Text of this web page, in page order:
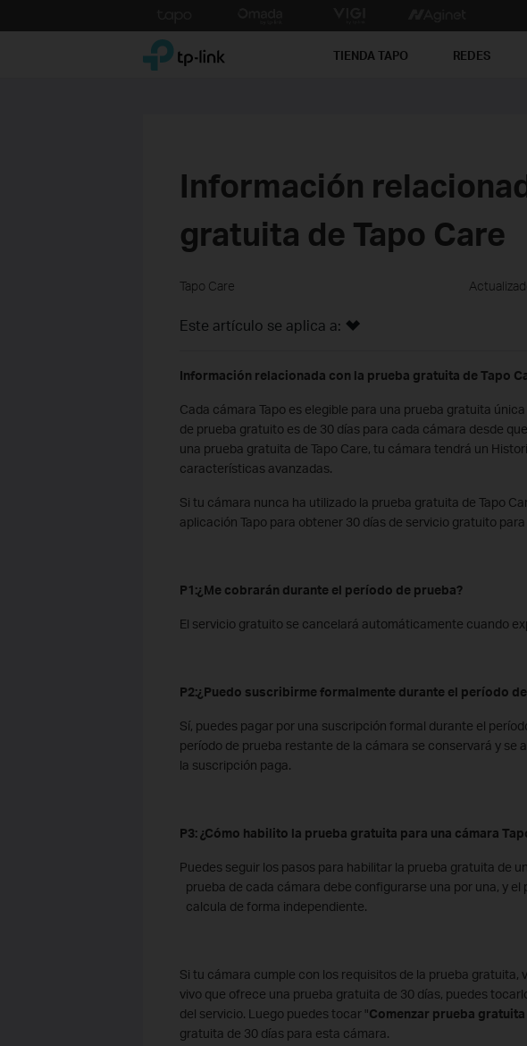
to
TP-Link, Reliably Smart TIENDA TAPO REDES
Información
gratuita de Tapo Care
Tapo Care
Este artículo se aplica a:
Información relacionada con la prueba gratuita de Tapo
Cada cámara Tapo es elegible para una prueba gratuita
de prueba gratuito es de 30 días para cada cámara desde
una prueba gratuita de Tapo Care, tu cámara tendrá un
características avanzadas.
Si tu cámara nunca ha utilizado la prueba gratuita de Tapo
aplicación Tapo para obtener 30 días de servicio gratuito para
P1:¿Me cobrarán durante el período de prueba?
El servicio gratuito se cancelará automáticamente cuando
P2:¿Puedo suscribirme formalmente durante el período
Sí, puedes pagar por una suscripción formal durante el
período de prueba restante de la cámara se conservará y
la suscripción paga.
P3: ¿Cómo habilito la prueba gratuita para una cámara
Puedes seguir los pasos para habilitar la prueba gratuita de
prueba de cada cámara debe configurarse una por una, y
calcula de forma independiente.
Si tu cámara cumple con los requisitos de la prueba gratuita,
vivo que ofrece una prueba gratuita de 30 días, puedes
del servicio. Luego puedes tocar "Comenzar prueba gratuita
gratuita de 30 días para esta cámara.